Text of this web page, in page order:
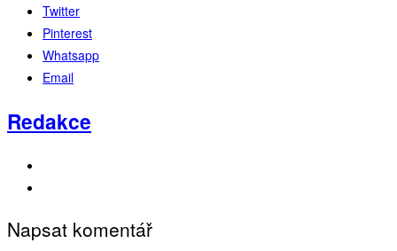
Twitter
Pinterest
Whatsapp
Email
Redakce
Napsat komentář